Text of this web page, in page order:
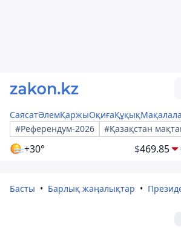
СаясатӘлемҚаржыОқиғаҚұқық
#Референдум-2026
#Қазақстан
+30° $469.85
Басты Барлық жаңалықтар